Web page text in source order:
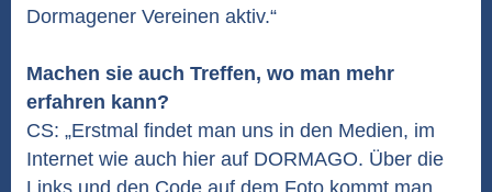
Dormagener Vereinen aktiv.“
Machen sie auch Treffen, wo man mehr
erfahren kann?
CS: „Erstmal findet man uns in den Medien, im
Internet wie auch hier auf DORMAGO. Über die
Links und den Code auf dem Foto kommt man